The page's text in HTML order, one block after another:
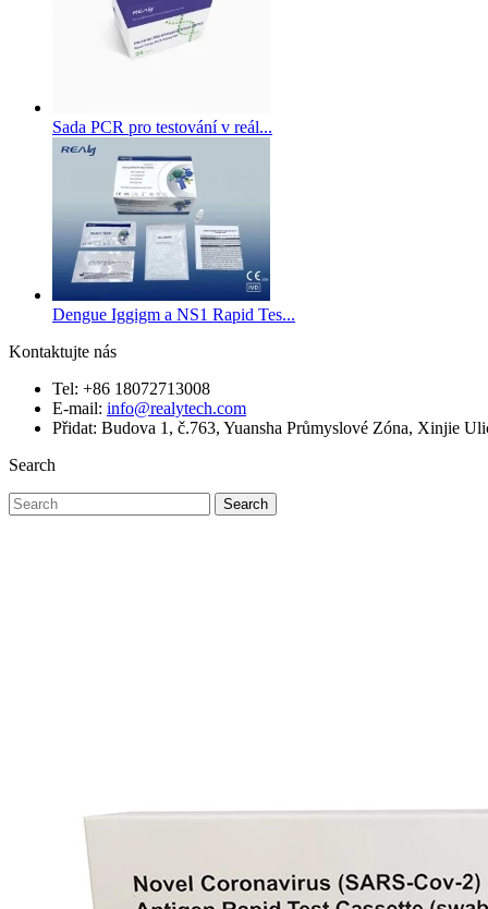
Sada PCR pro testování v reál...
Dengue Iggigm a NS1 Rapid Tes...
Kontaktujte nás
Tel: +86 18072713008
E-mail: info@realytech.com
Přidat: Budova 1, č.763, Yuansha Průmyslové Zóna, Xinjie
Search
Search